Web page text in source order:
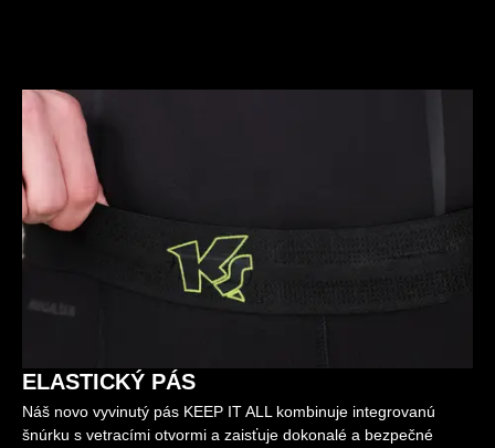
ELASTICKÝ PÁS
Náš novo vyvinutý pás KEEP IT ALL kombinuje integrovanú
šnúrku s vetracími otvormi a zaisťuje dokonalé a bezpečné